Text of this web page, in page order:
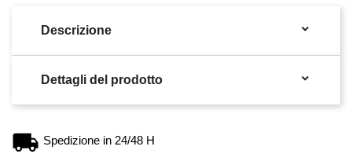
Descrizione 
Dettagli del prodotto 
Spedizione in 24/48 H